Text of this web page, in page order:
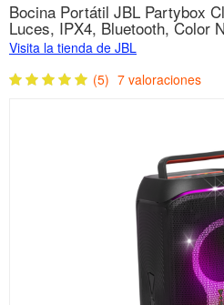
Bocina Portátil JBL Partybox
Luces, IPX4, Bluetooth, Color
Visita la tienda de JBL
(5) 7 valoraciones